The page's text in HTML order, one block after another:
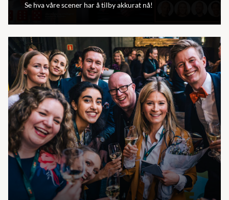
Se hva våre scener har å tilby akkurat nå!